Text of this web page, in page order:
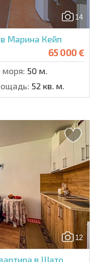
14
Марина Кейп
65 000 €
моря: 50 м.
52 кв. м.
12
в Шато